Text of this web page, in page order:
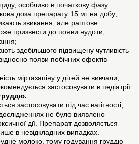
особливо в початкову фазу
доза препарату 15 мг на добу;
звикання, але раптове
призвести до появи нудоти,
здебільшого підвищену чутливість
появи побічних ефектів
міртазапіну у дітей не вивчали,
застосовувати в педіатрії.
застосовувати під час вагітності,
не було виявлено
дії. Препарат дозволяється
в невідкладних випадках.
молоко, тому годування груддю